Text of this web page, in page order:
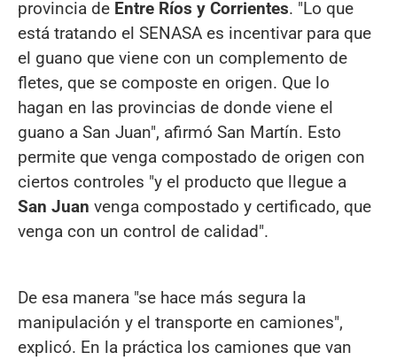
provincia de Entre Ríos y Corrientes. "Lo que
está tratando el SENASA es incentivar para que
el guano que viene con un complemento de
fletes, que se composte en origen. Que lo
hagan en las provincias de donde viene el
guano a San Juan", afirmó San Martín. Esto
permite que venga compostado de origen con
ciertos controles "y el producto que llegue a
San Juan venga compostado y certificado, que
venga con un control de calidad".
De esa manera "se hace más segura la
manipulación y el transporte en camiones",
explicó. En la práctica los camiones que van